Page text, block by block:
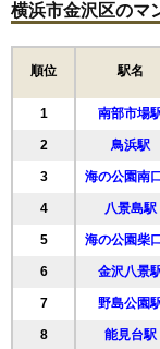
交通 金沢八
相場
(58.9
柳町新田ビル
住所 神奈川
交通 金沢八
(24.0万
16 瀬戸
19 六浦
20 釜利谷西
21 釜利谷南
22 並木
23 平潟町
24 六浦南
25 東朝比奈
横浜市金沢区のマ
順位 駅名
1 南部市場
2 鳥浜駅
3 海の公園南
4 八景島駅
5 海の公園柴
6 金沢八景
7 野島公園
8 能見台駅